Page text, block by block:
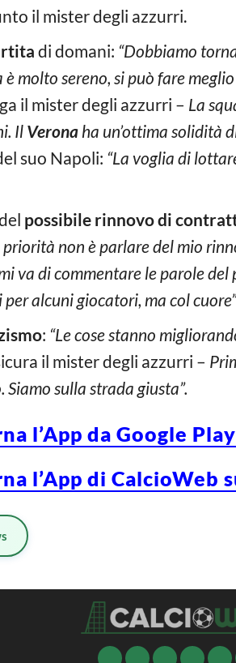
il mister degli azzurri.
di domani: “Dobbiamo
è molto sereno, si può fare
il mister degli azzurri – La
Il Verona ha un’ottima solidità
suo Napoli: “La voglia di
possibile rinnovo di
non è parlare del mio
va di commentare le parole
alcuni giocatori, ma col cuore”
: “Le cose stanno
il mister degli azzurri –
Siamo sulla strada giusta”.
l’App da Google
l’App di CalcioWeb